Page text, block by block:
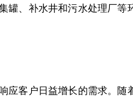
、补水井和污水处理厂等
应客户日益增长的需求。随